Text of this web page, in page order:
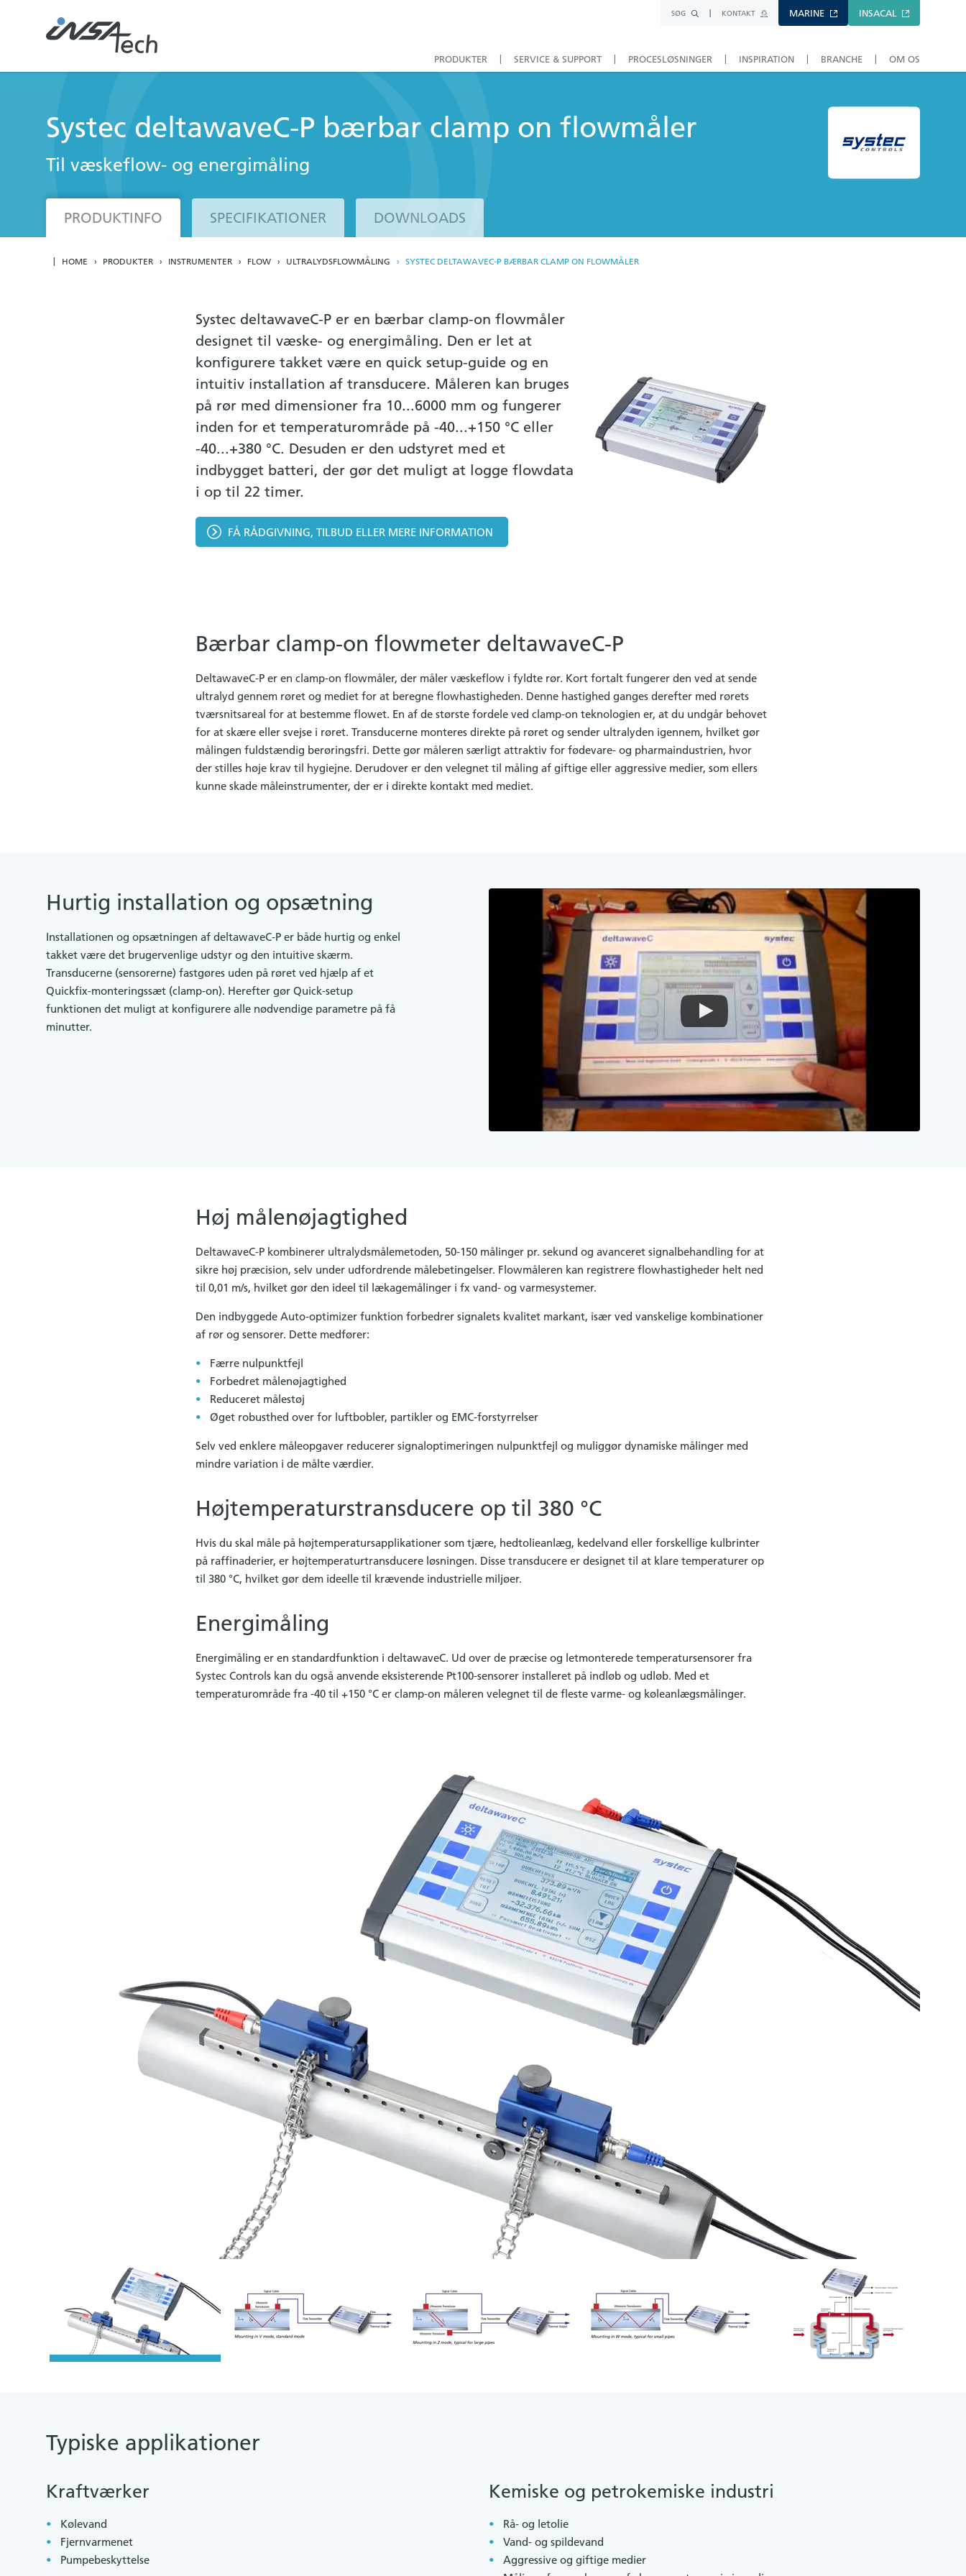
SØG KONTAKT MARINE INSACAL
PRODUKTER SERVICE & SUPPORT PROCESLØSNINGER INSPIRATION BRANCHE OM OS
Systec deltawaveC-P bærbar clamp on flowmåler
Til væskeflow- og energimåling
PRODUKTINFO SPECIFIKATIONER DOWNLOADS
HOME PRODUKTER INSTRUMENTER FLOW ULTRALYDSFLOWMÅLING SYSTEC DELTAWAVEC-P BÆRBAR CLAMP ON FLOWMÅLER
Systec deltawaveC-P er en bærbar clamp-on flowmåler
designet til væske- og energimåling. Den er let at
konfigurere takket være en quick setup-guide og en
intuitiv installation af transducere. Måleren kan bruges
på rør med dimensioner fra 10...6000 mm og fungerer
inden for et temperaturområde på -40...+150 °C eller
-40...+380 °C. Desuden er den udstyret med et
indbygget batteri, der gør det muligt at logge flowdata
i op til 22 timer.
FÅ RÅDGIVNING, TILBUD ELLER MERE INFORMATION
Bærbar clamp-on flowmeter deltawaveC-P
DeltawaveC-P er en clamp-on flowmåler, der måler væskeflow i fyldte rør. Kort fortalt fungerer den ved at sende
ultralyd gennem røret og mediet for at beregne flowhastigheden. Denne hastighed ganges derefter med rørets
tværsnitsareal for at bestemme flowet. En af de største fordele ved clamp-on teknologien er, at du undgår behovet
for at skære eller svejse i røret. Transducerne monteres direkte på røret og sender ultralyden igennem, hvilket gør
målingen fuldstændig berøringsfri. Dette gør måleren særligt attraktiv for fødevare- og pharmaindustrien, hvor
der stilles høje krav til hygiejne. Derudover er den velegnet til måling af giftige eller aggressive medier, som ellers
kunne skade måleinstrumenter, der er i direkte kontakt med mediet.
Hurtig installation og opsætning
Installationen og opsætningen af deltawaveC-P er både hurtig og enkel
takket være det brugervenlige udstyr og den intuitive skærm.
Transducerne (sensorerne) fastgøres uden på røret ved hjælp af et
Quickfix-monteringssæt (clamp-on). Herefter gør Quick-setup
funktionen det muligt at konfigurere alle nødvendige parametre på få
minutter.
Høj målenøjagtighed
DeltawaveC-P kombinerer ultralydsmålemetoden, 50-150 målinger pr. sekund og avanceret signalbehandling for at
sikre høj præcision, selv under udfordrende målebetingelser. Flowmåleren kan registrere flowhastigheder helt ned
til 0,01 m/s, hvilket gør den ideel til lækagemålinger i fx vand- og varmesystemer.
Den indbyggede Auto-optimizer funktion forbedrer signalets kvalitet markant, især ved vanskelige kombinationer
af rør og sensorer. Dette medfører:
Færre nulpunktfejl
Forbedret målenøjagtighed
Reduceret målestøj
Øget robusthed over for luftbobler, partikler og EMC-forstyrrelser
Selv ved enklere måleopgaver reducerer signaloptimeringen nulpunktfejl og muliggør dynamiske målinger med
mindre variation i de målte værdier.
Højtemperaturstransducere op til 380 °C
Hvis du skal måle på højtemperatursapplikationer som tjære, hedtolieanlæg, kedelvand eller forskellige kulbrinter
på raffinaderier, er højtemperaturtransducere løsningen. Disse transducere er designet til at klare temperaturer op
til 380 °C, hvilket gør dem ideelle til krævende industrielle miljøer.
Energimåling
Energimåling er en standardfunktion i deltawaveC. Ud over de præcise og letmonterede temperatursensorer fra
Systec Controls kan du også anvende eksisterende Pt100-sensorer installeret på indløb og udløb. Med et
temperaturområde fra -40 til +150 °C er clamp-on måleren velegnet til de fleste varme- og køleanlægsmålinger.
Typiske applikationer
Kraftværker
Kølevand
Fjernvarmenet
Pumpebeskyttelse
Kemiske og petrokemiske industri
Rå- og letolie
Vand- og spildevand
Aggressive og giftige medier